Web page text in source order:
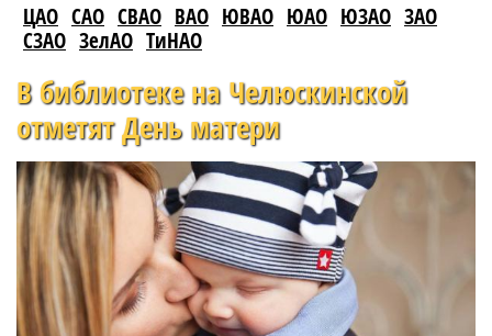
ЦАО САО СВАО ВАО ЮВАО ЮАО ЮЗАО ЗАО
СЗАО ЗелАО ТиНАО
В библиотеке на Челюскинской
отметят День матери